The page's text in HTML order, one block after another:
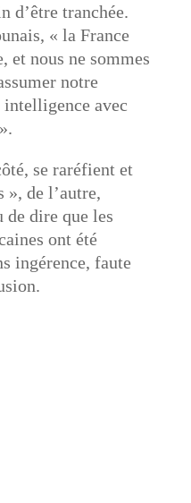
d’être tranchée.
« la France
et nous ne sommes
notre
intelligence avec
se raréfient et
», de l’autre,
dire que les
ont été
ingérence, faute